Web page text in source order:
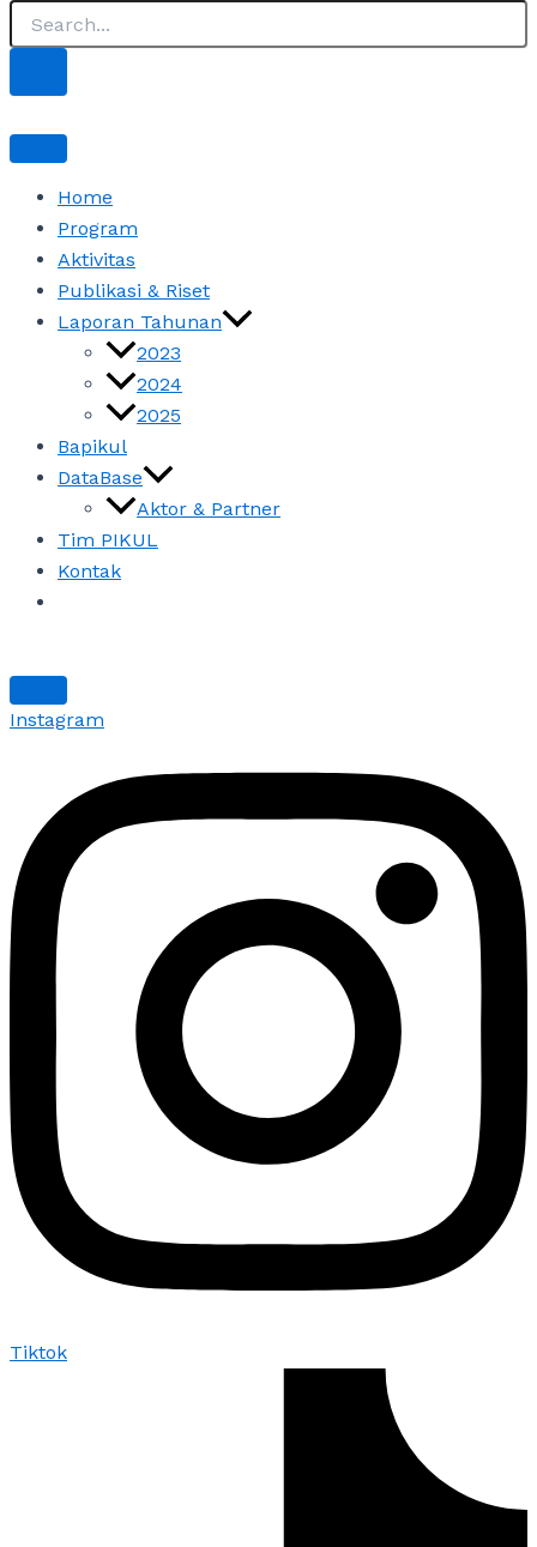
Home
Program
Aktivitas
Publikasi & Riset
Laporan Tahunan
2023
2024
2025
Bapikul
DataBase
Aktor & Partner
Tim PIKUL
Kontak
Instagram
Tiktok